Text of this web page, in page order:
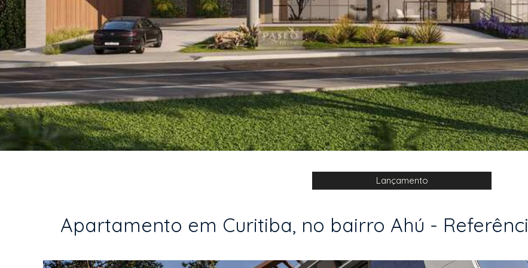
Lançamento
Apartamento em Curitiba, no bairro Ahú -